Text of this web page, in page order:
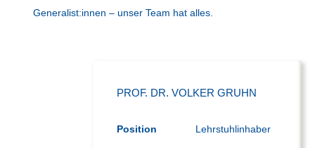
Generalist:innen – unser Team hat alles.
PROF. DR. VOLKER GRUHN
Position Lehrstuhlinhaber